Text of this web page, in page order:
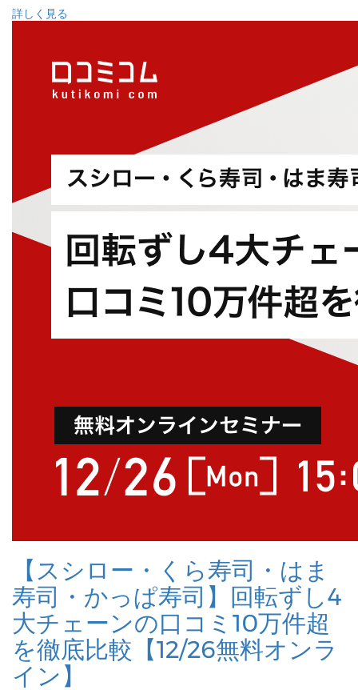
詳しく見る
【スシロー・くら寿司・はま
寿司・かっぱ寿司】回転ずし4
大チェーンの口コミ10万件超
を徹底比較【12/26無料オンラ
イン】